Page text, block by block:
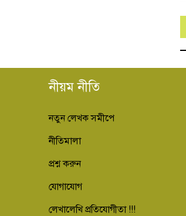
নীয়ম নীতি
নতুন লেখক সমীপে
নীতিমালা
প্রশ্ন করুন
যোগাযোগ
লেখালেখি প্রতিযোগীতা !!!